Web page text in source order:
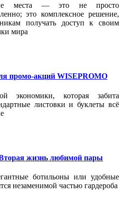
места — это не просто
это комплексное решение,
получать доступ к своим
мира
промо-акций WISEPROMO
экономики, которая забита
листовки и буклеты всё
жизнь любимой пары
ботильоны или удобные
незаменимой частью гардероба